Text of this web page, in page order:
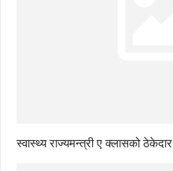
स्वास्थ्य राज्यमन्त्री ए क्लासको ठेकेदार